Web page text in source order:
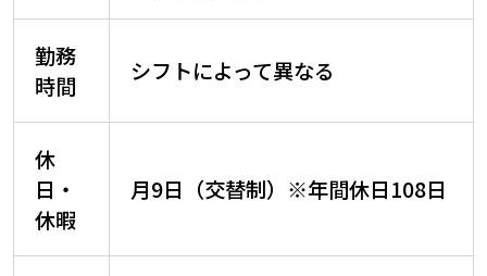
勤務
時間
シフトによって異なる
休
日・
休暇
月9日（交替制）※年間休日108日